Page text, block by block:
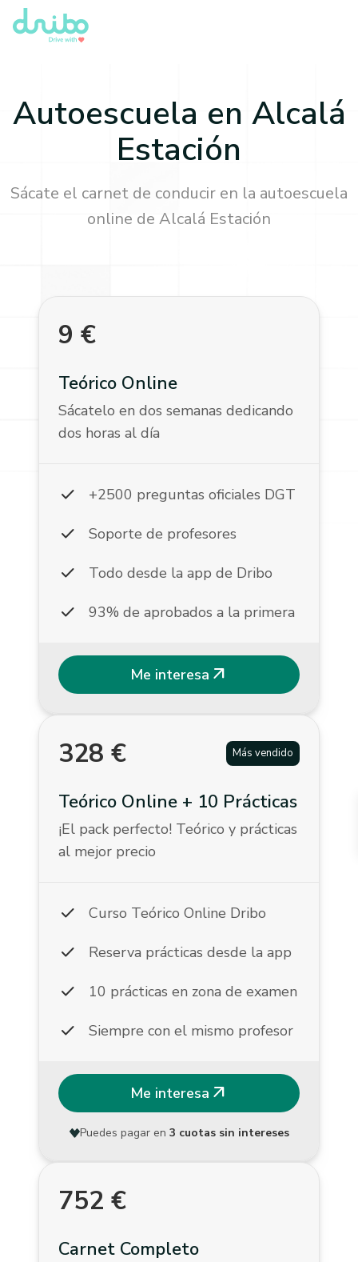
Autoescuela en Alcalá
Estación
Sácate el carnet de conducir en la autoescuela
online de Alcalá Estación
9 €
Teórico Online
Sácatelo en dos semanas dedicando
dos horas al día
check +2500 preguntas oficiales DGT
check Soporte de profesores
check Todo desde la app de Dribo
check 93% de aprobados a la primera
Me interesa arrow_outward
328 € Más vendido
Teórico Online + 10 Prácticas
¡El pack perfecto! Teórico y prácticas
al mejor precio
check Curso Teórico Online Dribo
check Reserva prácticas desde la app
check 10 prácticas en zona de examen
check Siempre con el mismo profesor
Me interesa arrow_outward
Puedes pagar en 3 cuotas sin intereses
752 €
Carnet Completo